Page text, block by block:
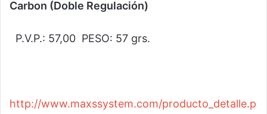
Carbon (Doble Regulación)
P.V.P.: 57,00 PESO: 57 grs.
http://www.maxssystem.com/producto_detalle.p